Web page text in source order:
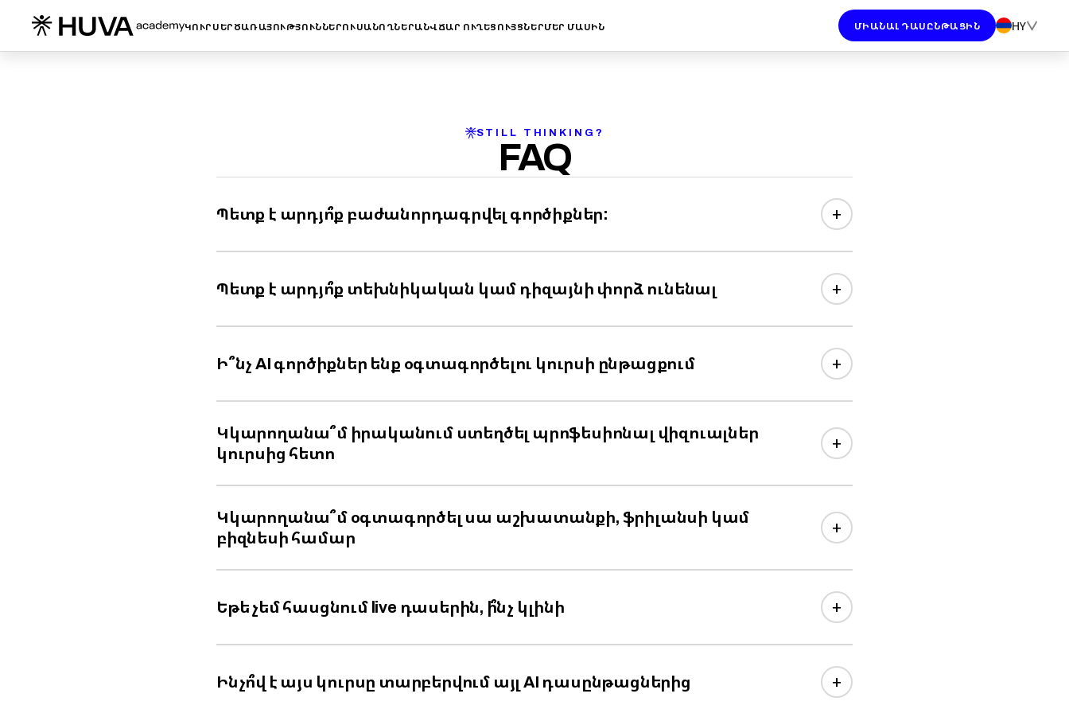
ԿՈՒՐՍԵՐ ԾԱՌԱՅՈՒԹՅՈՒՆՆԵՐՈՒՍԱՆՈՂՆԵՐԱՆՎՃԱՐ ՈՒՂԵՑՈՒՅՑՆԵՐՄԵՐ ՄԱՍԻՆ ՄԻԱՆԱԼ ԴԱՍԸՆԹԱՑԻՆ HY
STILL THINKING?
FAQ
Պետք է արդյո՞ք բաժանորդագրվել գործիքներ: +
Պետք է արդյո՞ք տեխնիկական կամ դիզայնի փորձ ունենալ +
Ի՞նչ AI գործիքներ ենք օգտագործելու կուրսի ընթացքում +
Կկարողանա՞մ իրականում ստեղծել պրոֆեսիոնալ վիզուալներ
կուրսից հետո
+
Կկարողանա՞մ օգտագործել սա աշխատանքի, ֆրիլանսի կամ
բիզնեսի համար
+
Եթե չեմ հասցնում live դասերին, ի՞նչ կլինի +
Ինչո՞վ է այս կուրսը տարբերվում այլ AI դասընթացներից +